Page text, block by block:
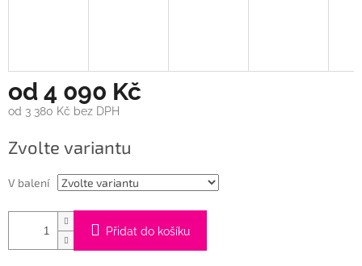
od 4 090 Kč
od 3 380 Kč bez DPH
cena:
Zvolte variantu
V balení
Přidat do košíku